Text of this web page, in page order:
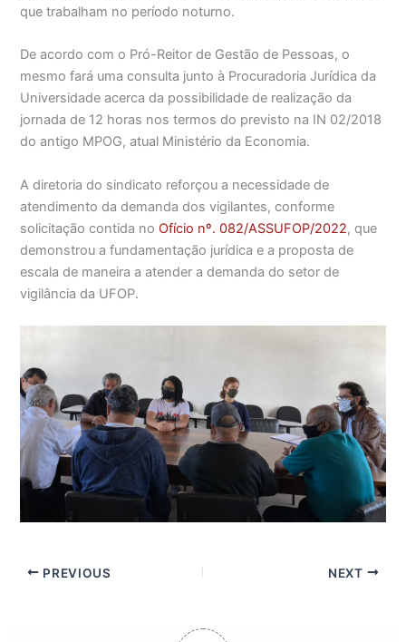
que trabalham no período noturno.
De acordo com o Pró-Reitor de Gestão de Pessoas, o
mesmo fará uma consulta junto à Procuradoria Jurídica da
Universidade acerca da possibilidade de realização da
jornada de 12 horas nos termos do previsto na IN 02/2018
do antigo MPOG, atual Ministério da Economia.
A diretoria do sindicato reforçou a necessidade de
atendimento da demanda dos vigilantes, conforme
solicitação contida no Ofício nº. 082/ASSUFOP/2022, que
demonstrou a fundamentação jurídica e a proposta de
escala de maneira a atender a demanda do setor de
vigilância da UFOP.
PREVIOUS NEXT